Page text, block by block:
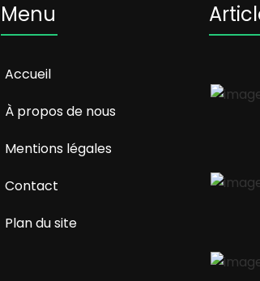
Menu
Accueil
À propos de nous
Mentions légales
Contact
Plan du site